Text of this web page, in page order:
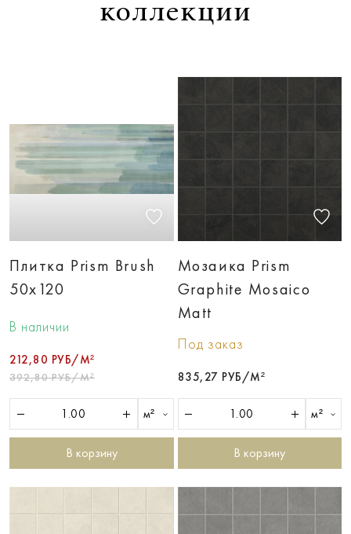
коллекции
Плитка Prism Brush
50x120
В наличии
212,80 РУБ/М²
392,80 РУБ/М²
м²
В корзину
Мозаика Prism
Graphite Mosaico
Matt
Под заказ
835,27 РУБ/М²
м²
В корзину